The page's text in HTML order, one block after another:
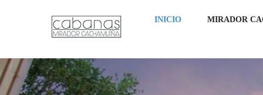
INICIO MIRADOR